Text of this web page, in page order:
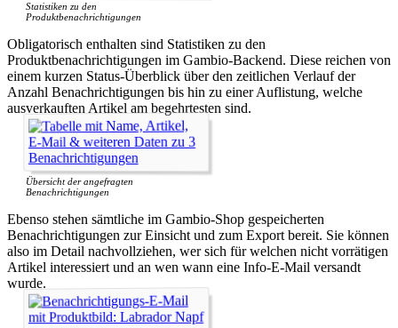
Statistiken zu den
Produktbenachrichtigungen
Obligatorisch enthalten sind Statistiken zu den
Produktbenachrichtigungen im Gambio-Backend. Diese reichen von
einem kurzen Status-Überblick über den zeitlichen Verlauf der
Anzahl Benachrichtigungen bis hin zu einer Auflistung, welche
ausverkauften Artikel am begehrtesten sind.
Übersicht der angefragten
Benachrichtigungen
Ebenso stehen sämtliche im Gambio-Shop gespeicherten
Benachrichtigungen zur Einsicht und zum Export bereit. Sie können
also im Detail nachvollziehen, wer sich für welchen nicht vorrätigen
Artikel interessiert und an wen wann eine Info-E-Mail versandt
wurde.